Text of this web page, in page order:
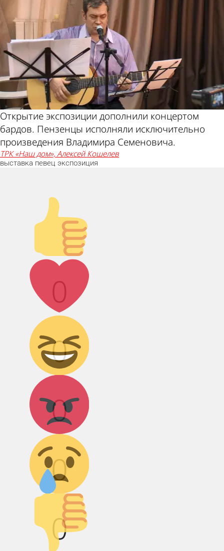
Открытие экспозиции дополнили концертом
бардов. Пензенцы исполняли исключительно
произведения Владимира Семеновича.
ТРК «Наш дом», Алексей Кошелев
выставка певец экспозиция
Палец вверх!
0
Лайк!
0
Дикий смех!
0
Агрессия!
0
Грусть :(
0
Палец вниз!